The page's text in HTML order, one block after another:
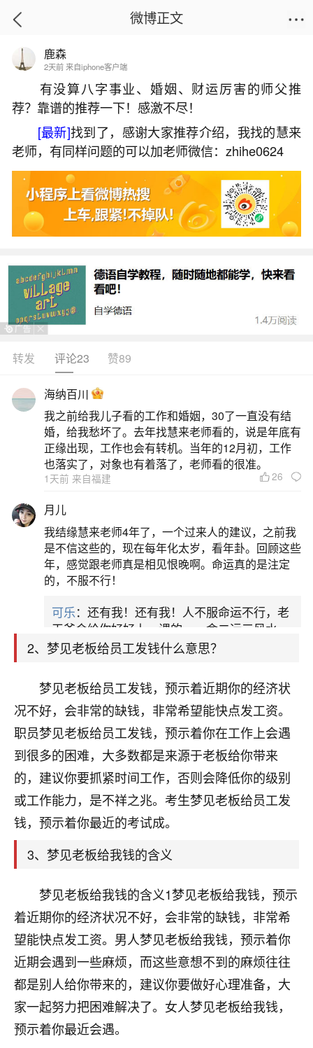
首页
梦见老板发工资什么意思周公解梦？
2026-07-05 15:00:35 24 10 赞
生活中像梦见老板发工资什么意思周公解梦？
都是很常见的问题，但是小问题不注意可能会引起
大麻烦，下面就这个问题给大家做一些解读：
1、梦见领导给你发钱代表什么？
梦见领导发钱给你，预示着自己最近非常缺
钱，非常希望发工资。梦见领导给你发钱,表明自己
在工作上会遇到很多困难，老板也会给你来带很多
麻烦，要抓紧工作，否则可能降低级别。梦见领导
发钱给你，意味着灰暗的事物会影响到你的心情。
对社会、对人生种种悲观的看法，甚至是耳闻眼见
的某一个冷酷的场面，都会触发到你这种消极
2、梦见老板给员工发钱什么意思？
梦见老板给员工发钱，预示着近期你的经济状
况不好，会非常的缺钱，非常希望能快点发工资。
职员梦见老板给员工发钱，预示着你在工作上会遇
到很多的困难，大多数都是来源于老板给你带来
的，建议你要抓紧时间工作，否则会降低你的级别
或工作能力，是不祥之兆。考生梦见老板给员工发
钱，预示着你最近的考试成。
3、梦见老板给我钱的含义
梦见老板给我钱的含义1梦见老板给我钱，预示
着近期你的经济状况不好，会非常的缺钱，非常希
望能快点发工资。男人梦见老板给我钱，预示着你
近期会遇到一些麻烦，而这些意想不到的麻烦往往
都是别人给你带来的，建议你要做好心理准备，大
家一起努力把困难解决了。女人梦见老板给我钱，
预示着你最近会遇。
微博正文
鹿森
2天前 来自iphone客户端
有没算八字事业、婚姻、财运厉害的师父推
荐？靠谱的推荐一下！感激不尽！
[最新]找到了，感谢大家推荐介绍，我找的慧来
老师，有同样问题的可以加老师微信：zhihe0624
转发 评论23 赞89
海纳百川
我之前给我儿子看的工作和婚姻，30了一直没有结
婚，给我愁坏了。去年找慧来老师看的，说是年底有
正缘出现，工作也会有转机。当年的12月初，工作
也落实了，对象也有着落了，老师看的很准。
1天前 来自福建 26
月儿
我结缘慧来老师4年了，一个过来人的建议，之前我
是不信这些的，现在每年化太岁，看年卦。回顾这些
年，感觉跟老师真是相见恨晚啊。命运真的是注定
的，不服不行！
可乐：还有我！还有我！人不服命运不行，老
天爷会给你好好上一课的。一命二运三风水，
哪样不服都不行！
卦，认识老师3年了，都是缘分啊！
17分钟前 来自湖北 19
心若莲花
我是做餐饮的，这两年，生意屡屡受挫，店开一家关
一家，要么生意不好，生意好的就出事。前些年攒的
家底快败光了，真是倒霉！我也想找人看看到底怎么
回事？
啊！
是我从找店开始都是找慧来老师跟进的，选
址、风水、还有开业日子，哪哪都看了，虽然
大环境不好，但是我家生意还可以，前几天又
刚找老师做了补财库，希望财运更好一点！
2小时前 来自海南 18
梦醒时分
我女儿高二叛逆，大半年不上学，一说她就要死要活